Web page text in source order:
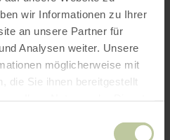
wir Informationen zu Ihrer
an unsere Partner für
Analysen weiter. Unsere
möglicherweise mit
die Sie ihnen bereitgestellt